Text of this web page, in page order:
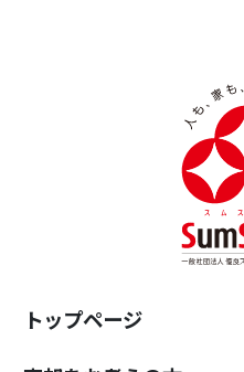
トップページ